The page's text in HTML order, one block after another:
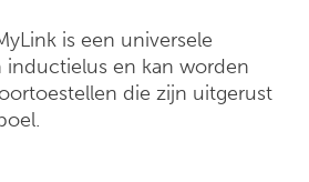
is een universele
en kan worden
die zijn uitgerust